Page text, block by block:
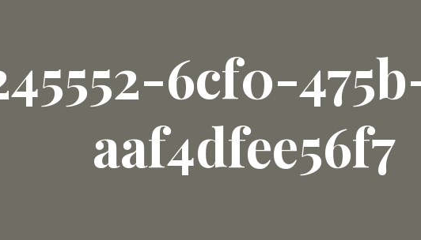
6cf0-
aaf4dfee56f7